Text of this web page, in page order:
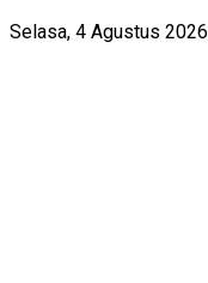
Selasa, 4 Agustus 2026